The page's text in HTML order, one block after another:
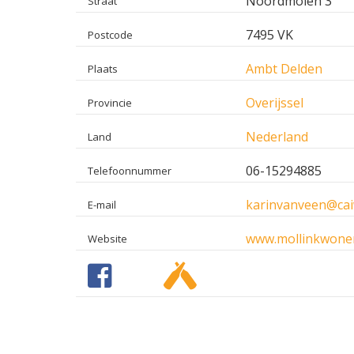
Postcode 7495 VK
Plaats Ambt Delden
Provincie Overijssel
Land Nederland
Telefoonnummer 06-15294885
E-mail
Website